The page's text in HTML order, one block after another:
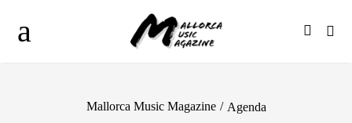
Mallorca Music Magazine / Agenda